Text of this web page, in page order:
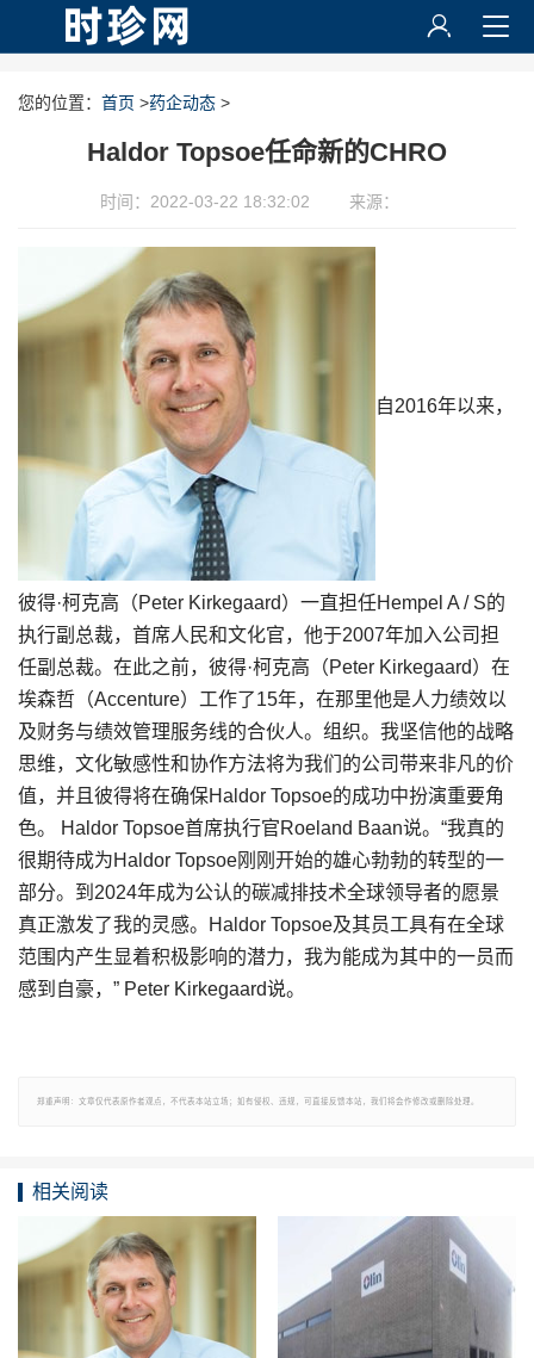
您的位置： 首页 >药企动态 >
Haldor Topsoe任命新的CHRO
时间：2022-03-22 18:32:02 来源：
自2016年以来，
彼得·柯克高（Peter Kirkegaard）一直担任Hempel A / S的
执行副总裁，首席人民和文化官，他于2007年加入公司担
任副总裁。在此之前，彼得·柯克高（Peter Kirkegaard）在
埃森哲（Accenture）工作了15年，在那里他是人力绩效以
及财务与绩效管理服务线的合伙人。组织。我坚信他的战略
思维，文化敏感性和协作方法将为我们的公司带来非凡的价
值，并且彼得将在确保Haldor Topsoe的成功中扮演重要角
色。 Haldor Topsoe首席执行官Roeland Baan说。“我真的
很期待成为Haldor Topsoe刚刚开始的雄心勃勃的转型的一
部分。到2024年成为公认的碳减排技术全球领导者的愿景
真正激发了我的灵感。Haldor Topsoe及其员工具有在全球
范围内产生显着积极影响的潜力，我为能成为其中的一员而
感到自豪，” Peter Kirkegaard说。
郑重声明：文章仅代表原作者观点，不代表本站立场；如有侵权、违规，可直接反馈本站，我们将会作修改或删除处理。
相关阅读